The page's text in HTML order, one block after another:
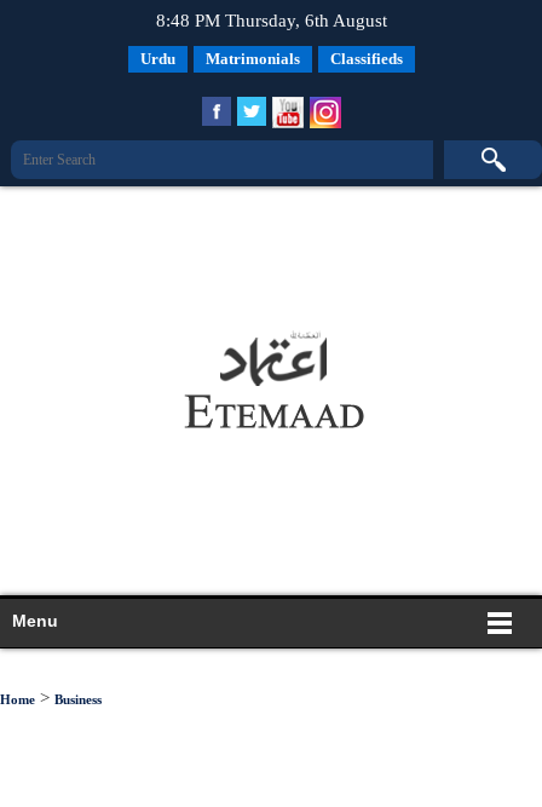
8:48 PM Thursday, 6th August
Urdu Matrimonials Classifieds
Menu
Home > Business